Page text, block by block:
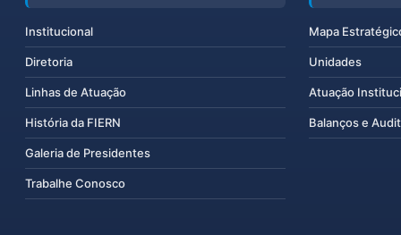
Institucional
Diretoria
Linhas de Atuação
História da FIERN
Galeria de Presidentes
Trabalhe Conosco
Mapa
Unidades
Atuação
Balanços e